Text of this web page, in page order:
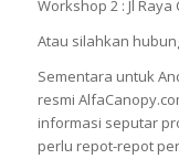
Workshop 2 : Jl
Atau silahkan
Sementara untuk
resmi
informasi seputar
perlu repot-repot